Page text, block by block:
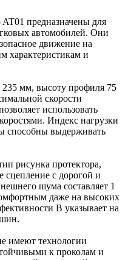
предназначены для
автомобилей. Они
движение на
характеристикам и
мм, высоту профиля 75
скорости
использовать
Индекс нагрузки
способны выдерживать
рисунка протектора,
сцепление с дорогой и
шума составляет 1
даже на высоких
B указывает на
имеют технологии
к проколам и